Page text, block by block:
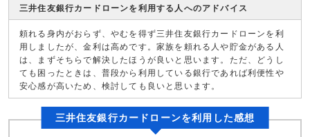
三井住友銀行カードローンを利用する人へのアドバイス
頼れる身内がおらず、やむを得ず三井住友銀行カードローンを利
用しましたが、金利は高めです。家族を頼れる人や貯金がある人
は、まずそちらで解決したほうが良いと思います。ただ、どうし
ても困ったときは、普段から利用している銀行であれば利便性や
安心感が高いため、検討しても良いと思います。
三井住友銀行カードローンを利用した感想